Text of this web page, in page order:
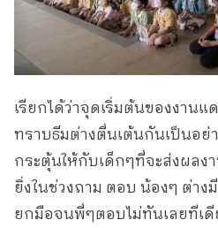
เรียกได้ว่าจุดเริ่มต้นของงาน
ทราบธีมต่างตื่นเต้นกันเป็นอย่
กระตุ้นให้กับเด็กๆที่จะส่งผลง
ยิ่งในช่วงถาม ตอบ น้องๆ ต่า
ยกมือจนพี่ๆตอบไม่ทันเลยทีเดี